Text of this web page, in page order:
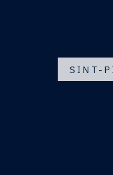
SINT-